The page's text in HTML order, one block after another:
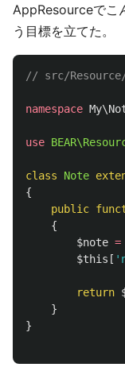
AppResourceでこ
う目標を立てた。
// src/
namespace
use
class Note
{
public
{
$note =
$this [
return
}
}